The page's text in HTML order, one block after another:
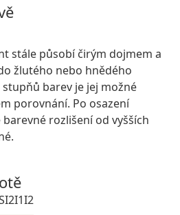
stále působí čirým dojmem a
žlutého nebo hnědého
barev je jej možné
porovnání. Po osazení
rozlišení od vyšších
I1I2